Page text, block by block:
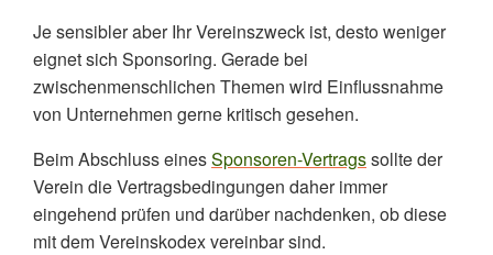
Je sensibler aber Ihr Vereinszweck ist, desto weniger
eignet sich Sponsoring. Gerade bei
zwischenmenschlichen Themen wird Einflussnahme
von Unternehmen gerne kritisch gesehen.
Beim Abschluss einesSponsoren-Vertragssollte der
Verein die Vertragsbedingungen daher immer
eingehend prüfen und darüber nachdenken, ob diese
mit dem Vereinskodex vereinbar sind.